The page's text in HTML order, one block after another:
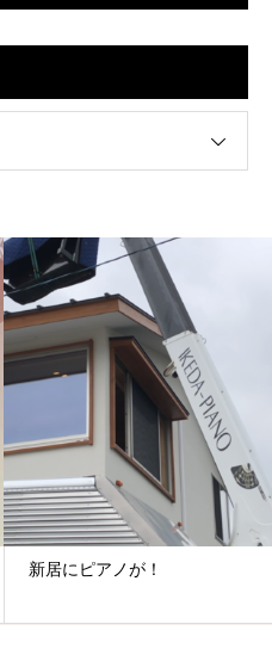
篠笛と和太鼓で